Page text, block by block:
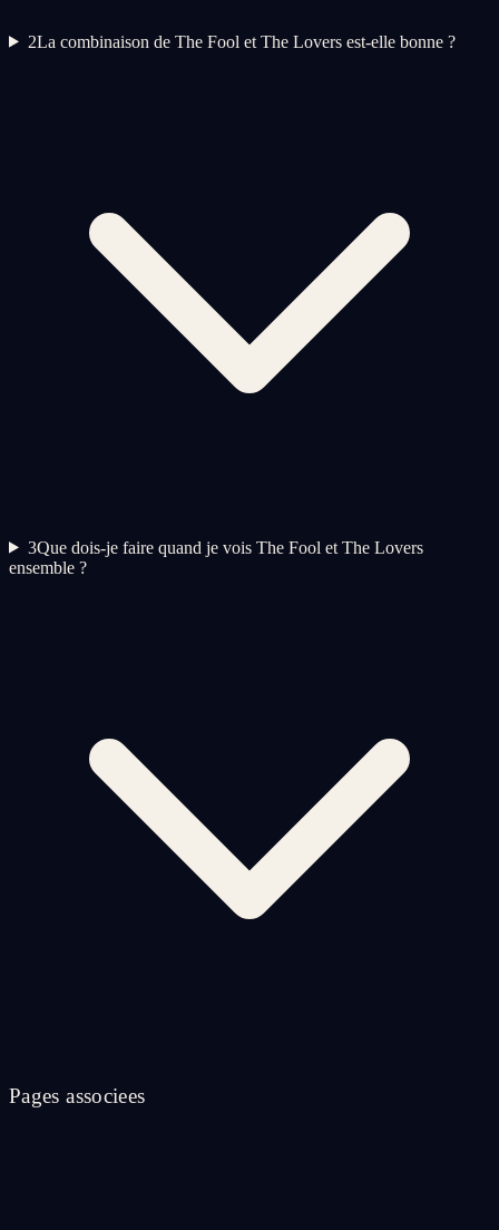
2La combinaison de The Fool et The Lovers est-elle bonne ?
3Que dois-je faire quand je vois The Fool et The Lovers
ensemble ?
Pages associees